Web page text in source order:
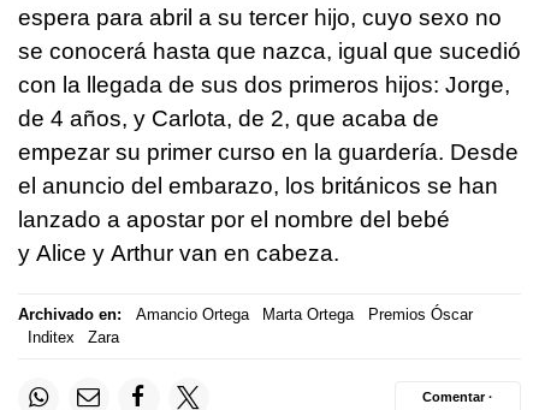
espera para abril a su tercer hijo, cuyo sexo no
se conocerá hasta que nazca, igual que sucedió
con la llegada de sus dos primeros hijos: Jorge,
de 4 años, y Carlota, de 2, que acaba de
empezar su primer curso en la guardería. Desde
el anuncio del embarazo, los británicos se han
lanzado a apostar por el nombre del bebé
y Alice y Arthur van en cabeza.
Archivado en: Amancio Ortega Marta Ortega
Premios Óscar
Inditex
Zara
Comentar ·